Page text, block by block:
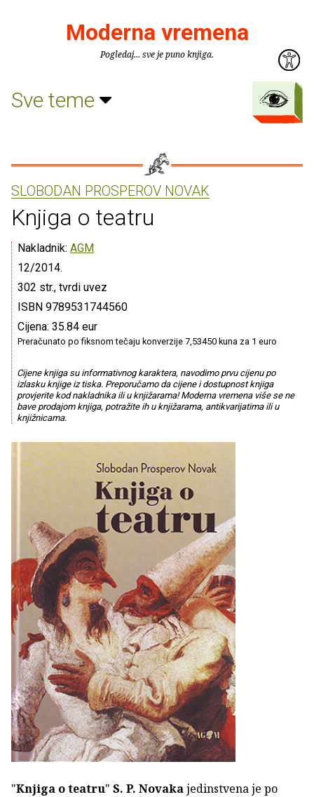
Moderna vremena
Pogledaj... sve je puno knjiga.
Sve teme
SLOBODAN PROSPEROV NOVAK
Knjiga o teatru
Nakladnik: AGM
12/2014.
302 str., tvrdi uvez
ISBN 9789531744560
Cijena: 35.84 eur
Preračunato po fiksnom tečaju konverzije 7,53450 kuna za 1 euro
Cijene knjiga su informativnog karaktera, navodimo prvu cijenu po
izlasku knjige iz tiska. Preporučamo da cijene i dostupnost knjiga
provjerite kod nakladnika ili u knjižarama! Moderna vremena više se ne
bave prodajom knjiga, potražite ih u knjižarama, antikvarijatima ili u
knjižnicama.
"Knjiga o teatru" S. P. Novakajedinstvena je po